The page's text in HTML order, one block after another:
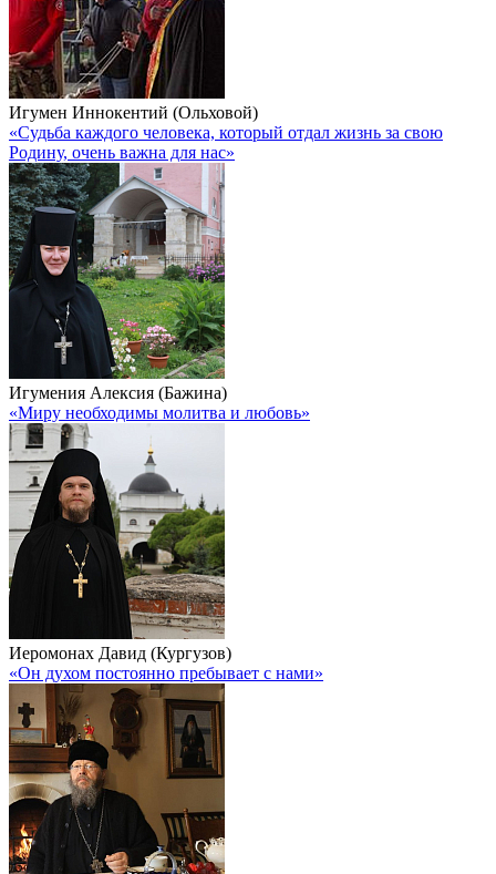
Игумен Иннокентий (Ольховой)
«Судьба каждого человека, который отдал жизнь за свою
Родину, очень важна для нас»
Игумения Алексия (Бажина)
«Миру необходимы молитва и любовь»
Иеромонах Давид (Кургузов)
«Он духом постоянно пребывает с нами»